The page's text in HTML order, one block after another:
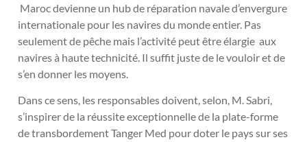
Maroc devienne un hub de réparation navale d’envergure
internationale pour les navires du monde entier. Pas
seulement de pêche mais l’activité peut être élargie aux
navires à haute technicité. Il suffit juste de le vouloir et de
s’en donner les moyens.
Dans ce sens, les responsables doivent, selon, M. Sabri,
s’inspirer de la réussite exceptionnelle de la plate-forme
de transbordement Tanger Med pour doter le pays sur ses